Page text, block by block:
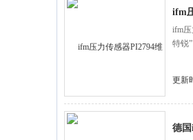
ifm
ifm
特锐
更新
德